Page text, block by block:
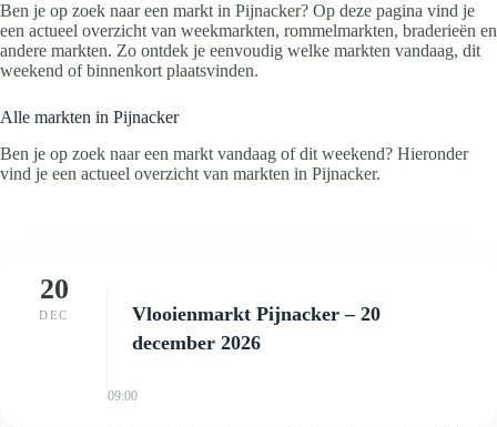
Ben je op zoek naar een markt in Pijnacker? Op deze pagina vind je
een actueel overzicht van weekmarkten, rommelmarkten, braderieën en
andere markten. Zo ontdek je eenvoudig welke markten vandaag, dit
weekend of binnenkort plaatsvinden.
Alle markten in Pijnacker
Ben je op zoek naar een markt vandaag of dit weekend? Hieronder
vind je een actueel overzicht van markten in Pijnacker.
20
DEC
Vlooienmarkt Pijnacker – 20
december 2026
09:00